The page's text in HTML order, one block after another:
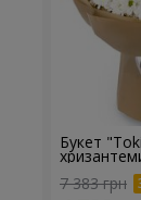
Букет
7 383 грн